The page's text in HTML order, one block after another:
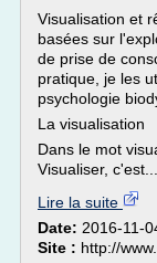
Visualisation et
basées sur
de prise de
pratique, je les
psychologie
La visualisation
Dans le mot
Visualiser, c'est...
Lire la suite
Date: 2016-11-
Site : http://